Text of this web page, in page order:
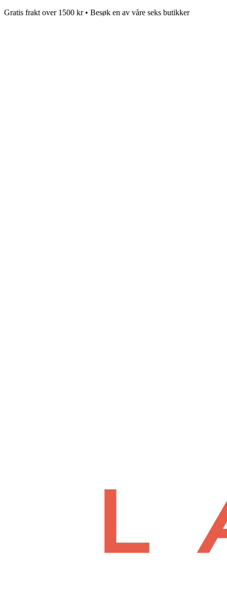
Gratis frakt over 1500 kr • Besøk en av våre seks butikker